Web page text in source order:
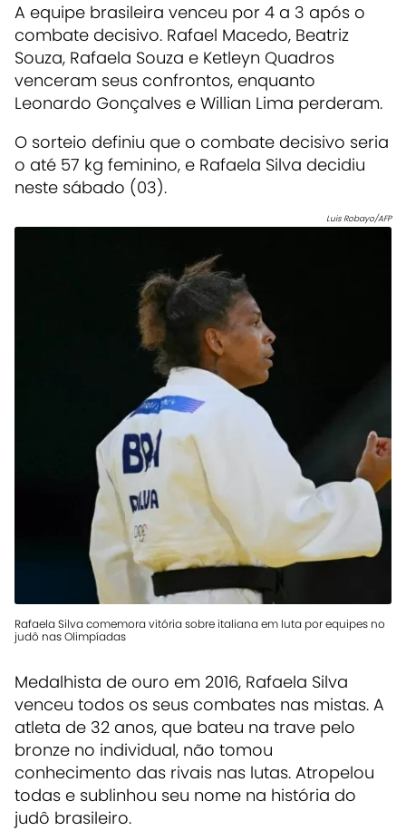
A equipe brasileira venceu por 4 a 3 após o
combate decisivo. Rafael Macedo, Beatriz
Souza, Rafaela Souza e Ketleyn Quadros
venceram seus confrontos, enquanto
Leonardo Gonçalves e Willian Lima perderam.
O sorteio definiu que o combate decisivo seria
o até 57 kg feminino, e Rafaela Silva decidiu
neste sábado (03).
Luis Robayo/AFP
Rafaela Silva comemora vitória sobre italiana em luta por equipes no
judô nas Olimpíadas
Medalhista de ouro em 2016, Rafaela Silva
venceu todos os seus combates nas mistas. A
atleta de 32 anos, que bateu na trave pelo
bronze no individual, não tomou
conhecimento das rivais nas lutas. Atropelou
todas e sublinhou seu nome na história do
judô brasileiro.